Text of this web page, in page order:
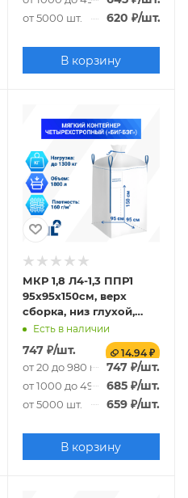
от 5000 шт. 620 ₽/шт.
В корзину
МКР 1,8 Л4-1,3 ППР1
95х95х150см, верх
сборка, низ глухой,
160г/м2
Есть в наличии
747₽/шт. 14.94 ₽
от 20 до 980 шт. 747 ₽/шт.
от 1000 до 4980 шт.
685 ₽/шт.
от 5000 шт. 659 ₽/шт.
В корзину